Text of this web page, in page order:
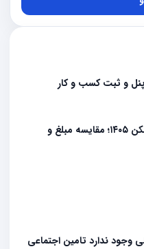
انواع وام مستاجری و تسهیلات مسکن ۱۴۰۵؛ مقایسه مبلغ و
وجود ندارد تامین اجتماعی